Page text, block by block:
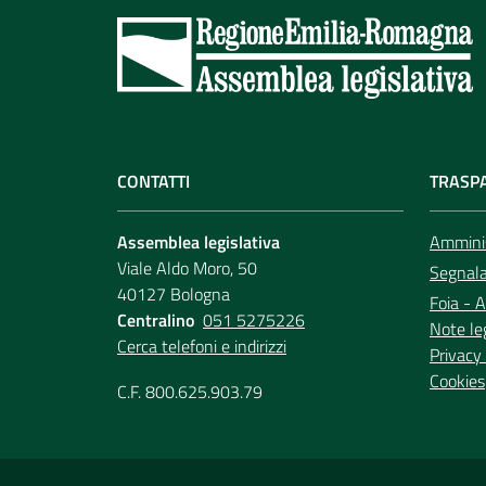
CONTATTI
Assemblea legislativa
Viale Aldo Moro, 50
40127 Bologna
Centralino 051 5275226
Cerca telefoni e indirizzi
C.F. 800.625.903.79
Foia -
Note
Cookies